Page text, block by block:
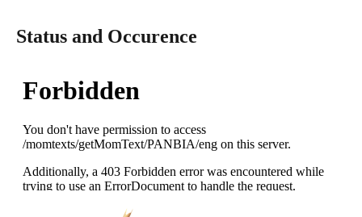
Status and Occurence